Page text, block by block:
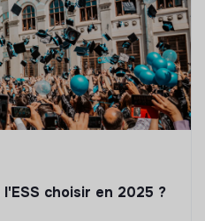
choisir en 2025 ?